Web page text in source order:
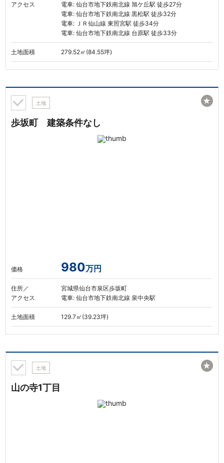
アクセス
電車: 仙台市地下鉄南北線 旭ケ丘駅 徒歩27分
電車: 仙台市地下鉄南北線 黒松駅 徒歩32分
電車: ＪＲ仙山線 東照宮駅 徒歩34分
電車: 仙台市地下鉄南北線 台原駅 徒歩33分
土地面積 279.52㎡(84.55坪)
土地
歩坂町 建築条件なし
価格 980万円
住所／
アクセス
宮城県仙台市泉区歩坂町
電車: 仙台市地下鉄南北線 泉中央駅
土地面積 129.7㎡(39.23坪)
★
土地
山の寺1丁目
★